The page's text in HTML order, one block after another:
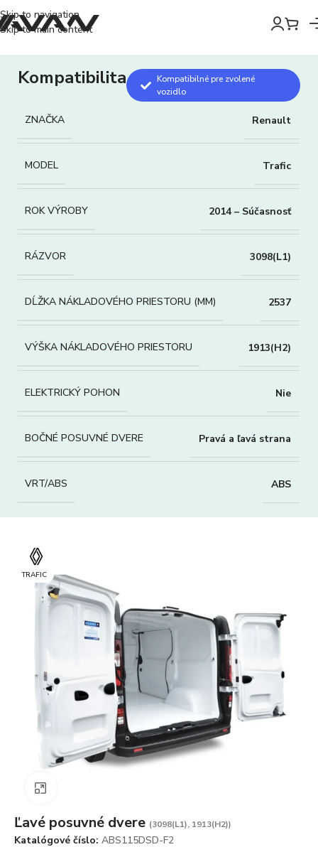
Skip to navigation
Skip to main content
Kompatibilita
Kompatibilné pre zvolené
vozidlo
ZNAČKA Renault
MODEL Trafic
ROK VÝROBY 2014 – Súčasnosť
RÁZVOR 3098(L1)
DĹŽKA NÁKLADOVÉHO PRIESTORU (MM) 2537
VÝŠKA NÁKLADOVÉHO PRIESTORU 1913(H2)
ELEKTRICKÝ POHON Nie
BOČNÉ POSUVNÉ DVERE Pravá a ľavá strana
VRT/ABS ABS
TRAFIC
Ľavé posuvné dvere (3098(L1), 1913(H2))
Katalógové číslo: ABS115DSD-F2